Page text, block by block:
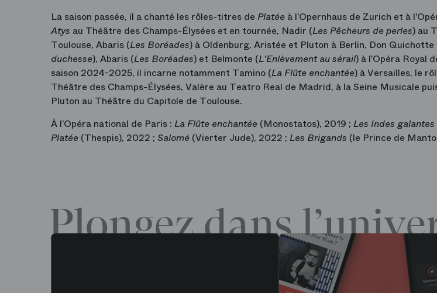
La saison passée, il a chanté les rôles-titres de Platée à l’Opernhaus de Zurich et à
Atys au Théâtre des Champs-Élysées et en tournée, Nadir (Les Pêcheurs de perles) au
Toulouse, Abaris (Les Boréades) à Oldenburg, Aristée et Pluton à Berlin, Don Quichotte
duchesse), Abaris (Les Boréades) et Belmonte (L’Enlèvement au sérail) à l’Opéra Royal
saison 2024-2025, il incarne notamment Tamino (La Flûte enchantée) à Versailles, le
Théâtre des Champs-Élysées, Valère au Teatro Real de Madrid, à la Seine Musicale
Pluton au Théâtre du Capitole de Toulouse.
À l’Opéra national de Paris : La Flûte enchantée (Monostatos), 2019 ; Les Indes galantes
Platée (Thespis), 2022 ; Salomé (Vierter Jude), 2022 ; Les Brigands (le Prince de
Plongez dans